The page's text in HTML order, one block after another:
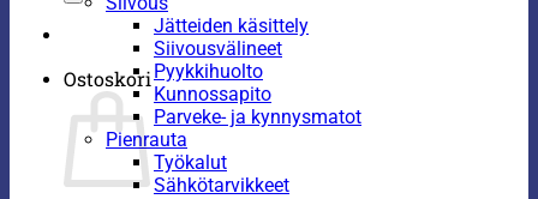
Ostoskori
Jätteiden käsittely
Siivousvälineet
Pyykkihuolto
Kunnossapito
Parveke- ja kynnysmatot
Pienrauta
Työkalut
Sähkötarvikkeet